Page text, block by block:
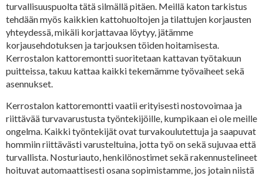
turvallisuuspuolta tätä silmällä pitäen. Meillä katon tarkistus
tehdään myös kaikkien kattohuoltojen ja tilattujen korjausten
yhteydessä, mikäli korjattavaa löytyy, jätämme
korjausehdotuksen ja tarjouksen töiden hoitamisesta.
Kerrostalon kattoremontti suoritetaan kattavan työtakuun
puitteissa, takuu kattaa kaikki tekemämme työvaiheet sekä
asennukset.
Kerrostalon kattoremontti vaatii erityisesti nostovoimaa ja
riittävää turvavarustusta työntekijöille, kumpikaan ei ole meille
ongelma. Kaikki työntekijät ovat turvakoulutettuja ja saapuvat
hommiin riittävästi varusteltuina, jotta työ on sekä sujuvaa että
turvallista. Nosturiauto, henkilönostimet sekä rakennustelineet
hoituvat automaattisesti osana sopimistamme, jos jotain niistä